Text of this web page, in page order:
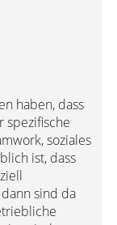
haben, dass
spezifische
soziales
ist, dass
sind da